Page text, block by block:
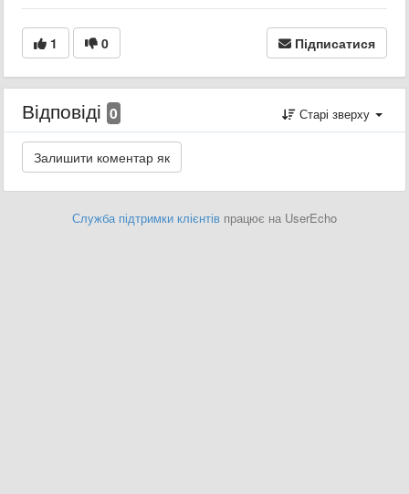
1 0 Підписатися
Відповіді 0 Старі зверху
Служба підтримки клієнтів працює на UserEcho